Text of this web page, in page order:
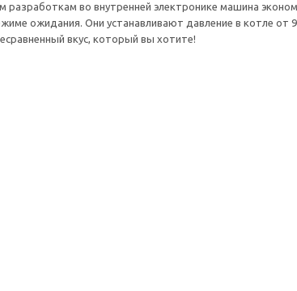
разработкам во внутренней электронике машина
ожидания. Они устанавливают давление в котле от
вкус, который вы хотите!